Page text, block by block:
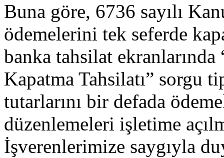
Buna göre, 6736 sayılı
ödemelerini tek seferde
banka tahsilat ekranlarında
Kapatma Tahsilatı” sorgu
tutarlarını bir defada
düzenlemeleri işletime
İşverenlerimize saygıyla